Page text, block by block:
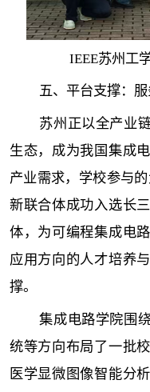
IEEE苏州工
五、平台支撑：
苏州正以全产业
生态，成为我国集成
产业需求，学校参与
新联合体成功入选长
体，为可编程集成电
应用方向的人才培养
撑。
集成电路学院围
统等方向布局了一批
医学显微图像智能分